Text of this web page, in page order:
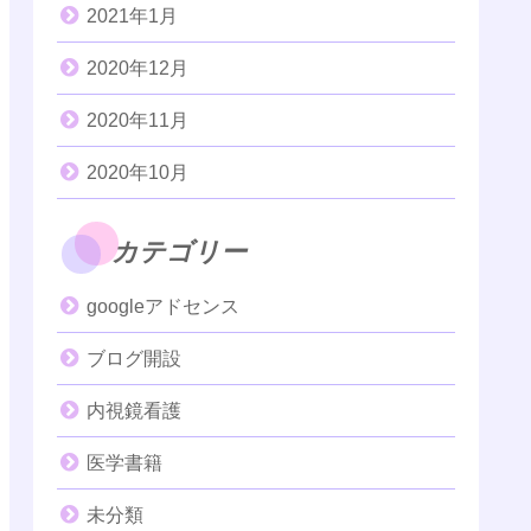
2021年1月
2020年12月
2020年11月
2020年10月
カテゴリー
googleアドセンス
ブログ開設
内視鏡看護
医学書籍
未分類